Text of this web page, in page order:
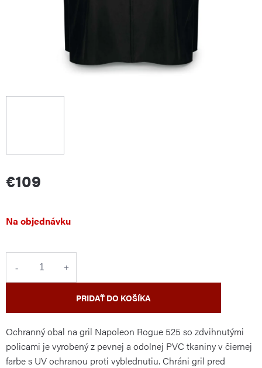
€109
Jednotková
cena:
Na objednávku
PRIDAŤ DO KOŠÍKA
Ochranný obal na gril Napoleon Rogue 525 so zdvihnutými
policami je vyrobený z pevnej a odolnej PVC tkaniny v čiernej
farbe s UV ochranou proti vyblednutiu. Chráni gril pred